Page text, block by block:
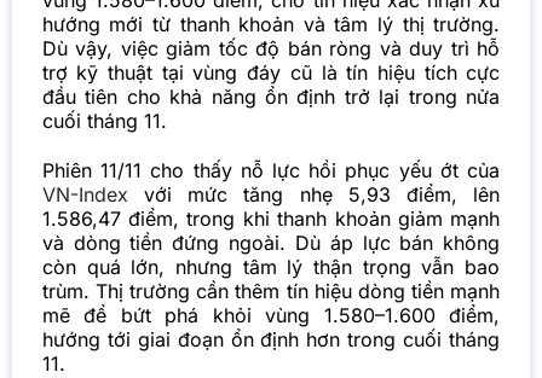
hướng mới từ thanh khoản và tâm lý thị trường.
Dù vậy, việc giảm tốc độ bán ròng và duy trì hỗ
trợ kỹ thuật tại vùng đáy cũ là tín hiệu tích cực
đầu tiên cho khả năng ổn định trở lại trong nửa
cuối tháng 11.
Phiên 11/11 cho thấy nỗ lực hồi phục yếu ớt của
VN-Index với mức tăng nhẹ 5,93 điểm, lên
1.586,47 điểm, trong khi thanh khoản giảm mạnh
và dòng tiền đứng ngoài. Dù áp lực bán không
còn quá lớn, nhưng tâm lý thận trọng vẫn bao
trùm. Thị trường cần thêm tín hiệu dòng tiền mạnh
mẽ để bứt phá khỏi vùng 1.580–1.600 điểm,
hướng tới giai đoạn ổn định hơn trong cuối tháng
11.